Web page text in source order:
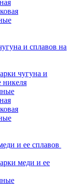
и сплавов на
чугуна и
никеля
и ее сплавов
меди и ее